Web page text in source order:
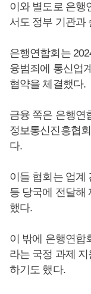
이와 별도로 은행
서도 정부 기관과
은행연합회는
융범죄에 통신업
협약을 체결했다.
금융 쪽은 은행연
정보통신진흥협
다.
이들 협회는 업계
등 당국에 전달해
했다.
이 밖에 은행연합
라는 국정 과제
하기도 했다.